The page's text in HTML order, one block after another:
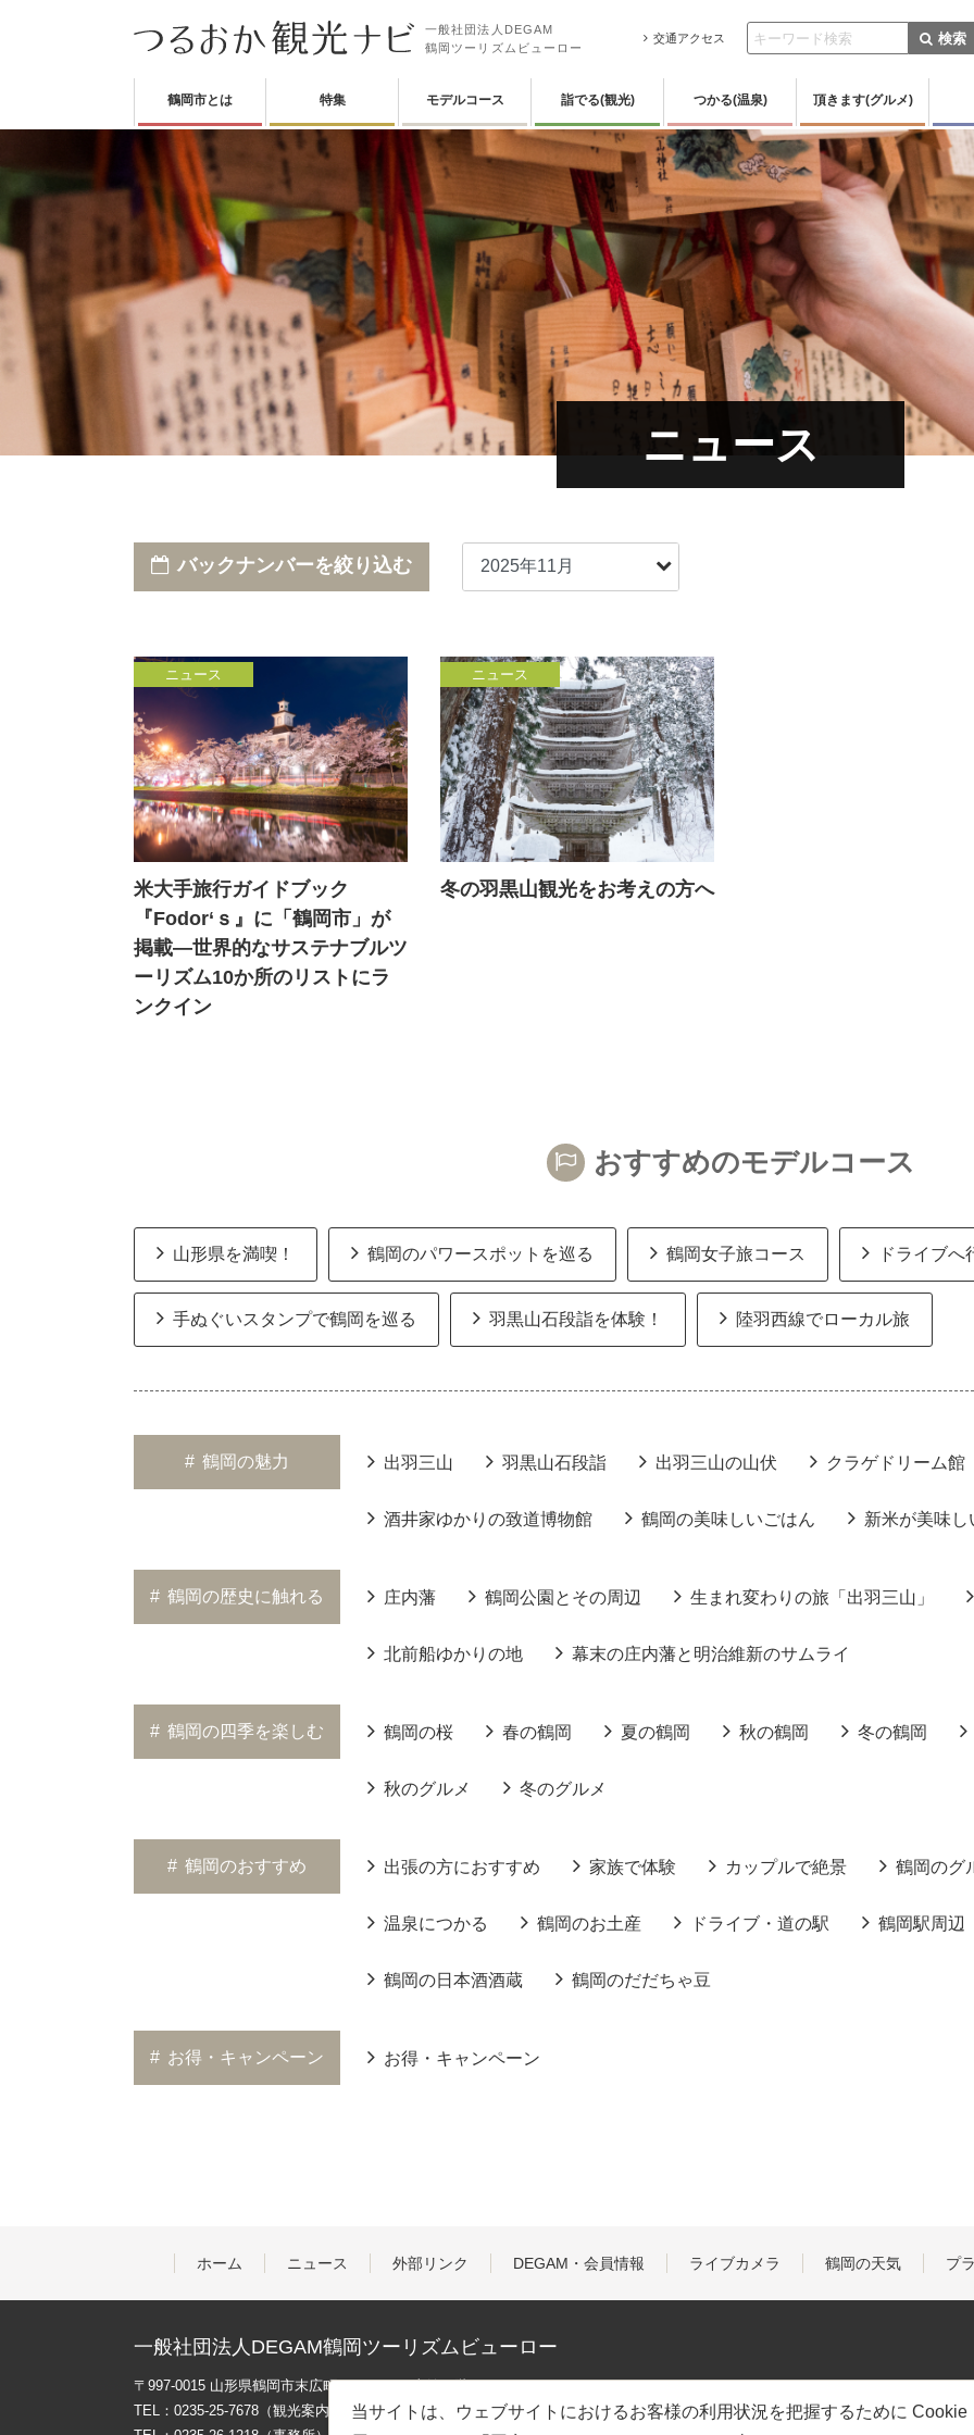
一般社団法人DEGAM
鶴岡ツーリズムビューロー
交通アクセス 検索
鶴岡市とは 特集 モデルコース 詣でる(観光) つかる(温泉) 頂きます(グルメ)
ニュース
バックナンバーを絞り込む
ニュース
米大手旅行ガイドブック
『Fodor‘ｓ』に「鶴岡市」が
掲載―世界的なサステナブルツ
ーリズム10か所のリストにラ
ンクイン
ニュース
冬の羽黒山観光をお考えの方へ
おすすめのモデルコース
山形県を満喫！ 鶴岡のパワースポットを巡る 鶴岡女子旅コース ドライブへ
手ぬぐいスタンプで鶴岡を巡る 羽黒山石段詣を体験！ 陸羽西線でローカル旅
# 鶴岡の魅力 出羽三山 羽黒山石段詣 出羽三山の山伏 クラゲドリーム館
酒井家ゆかりの致道博物館 鶴岡の美味しいごはん 新米が美味
# 鶴岡の歴史に触れる 庄内藩 鶴岡公園とその周辺 生まれ変わりの旅「出羽三山」
北前船ゆかりの地 幕末の庄内藩と明治維新のサムライ
# 鶴岡の四季を楽しむ 鶴岡の桜 春の鶴岡 夏の鶴岡 秋の鶴岡 冬の鶴岡
秋のグルメ 冬のグルメ
# 鶴岡のおすすめ 出張の方におすすめ 家族で体験 カップルで絶景 鶴岡のグ
温泉につかる 鶴岡のお土産 ドライブ・道の駅 鶴岡駅周辺
鶴岡の日本酒酒蔵 鶴岡のだだちゃ豆
# お得・キャンペーン お得・キャンペーン
ホーム ニュース 外部リンク DEGAM・会員情報 ライブカメラ 鶴岡の天気 プ
一般社団法人DEGAM鶴岡ツーリズムビューロー
〒997-0015 山形県鶴岡市末広町３-１マリカ東館２階
TEL：0235-25-7678（観光案内）
当サイトは、ウェブサイトにおけるお客様の利用状況を把握するために Cookie